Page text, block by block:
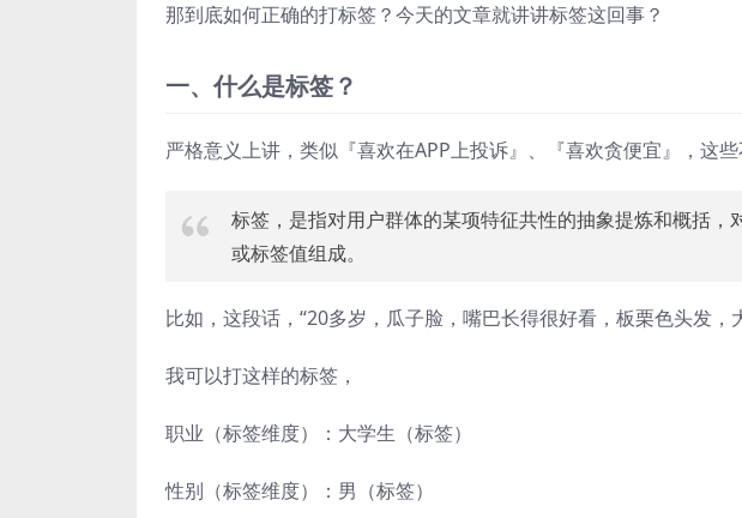
那到底如何正确的打标签？今天的文章就讲讲标签这回事？
一、什么是标签？
严格意义上讲，类似『喜欢在APP上投诉』、『喜欢贪便宜』，这些
标签，是指对用户群体的某项特征共性的抽象提炼和概括
或标签值组成。
比如，这段话，“20多岁，瓜子脸，嘴巴长得很好看，板栗色头发，
我可以打这样的标签，
职业（标签维度）：大学生（标签）
性别（标签维度）：男（标签）